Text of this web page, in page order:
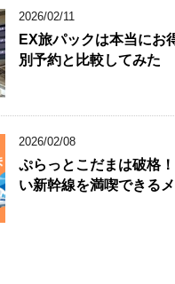
2026/02/11
EX旅パックは本当にお
別予約と比較してみた
2026/02/08
ぷらっとこだまは破格
い新幹線を満喫できる